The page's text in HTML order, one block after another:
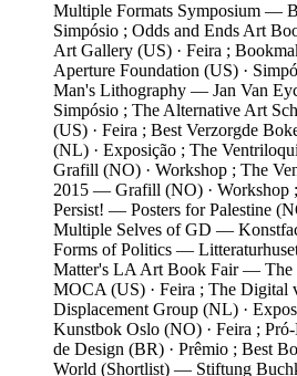
Multiple Formats Symposium —
Simpósio ; Odds and Ends Art
Art Gallery (US) · Feira ;
Aperture Foundation (US) ·
Man's Lithography — Jan Van
Simpósio ; The Alternative Art
(US) · Feira ; Best Verzorgde
(NL) · Exposição ; The
Grafill (NO) · Workshop ; The
2015 — Grafill (NO) · Workshop ;
Persist! — Posters for Palestine
Multiple Selves of GD —
Forms of Politics —
Matter's LA Art Book Fair — The
MOCA (US) · Feira ; The Digital
Displacement Group (NL) ·
Kunstbok Oslo (NO) · Feira ;
de Design (BR) · Prêmio ; Best
World (Shortlist) — Stiftung